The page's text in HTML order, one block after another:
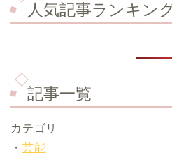
人気記事ランキン
記事一覧
カテゴリ
・ 芸能